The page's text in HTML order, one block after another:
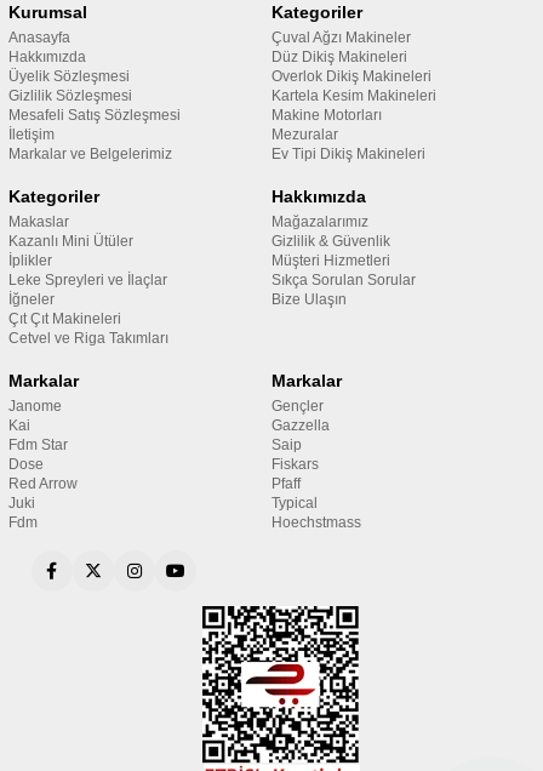
Kurumsal
Anasayfa
Hakkımızda
Üyelik Sözleşmesi
Gizlilik Sözleşmesi
Mesafeli Satış Sözleşmesi
İletişim
Markalar ve Belgelerimiz
Kategoriler
Çuval Ağzı Makineler
Düz Dikiş Makineleri
Overlok Dikiş Makineleri
Kartela Kesim Makineleri
Makine Motorları
Mezuralar
Ev Tipi Dikiş Makineleri
Kategoriler
Makaslar
Kazanlı Mini Ütüler
İplikler
Leke Spreyleri ve İlaçlar
İğneler
Çıt Çıt Makineleri
Cetvel ve Riga Takımları
Hakkımızda
Mağazalarımız
Gizlilik & Güvenlik
Müşteri Hizmetleri
Sıkça Sorulan Sorular
Bize Ulaşın
Markalar
Janome
Kai
Fdm Star
Dose
Red Arrow
Juki
Fdm
Markalar
Gençler
Gazzella
Saip
Fiskars
Pfaff
Typical
Hoechstmass